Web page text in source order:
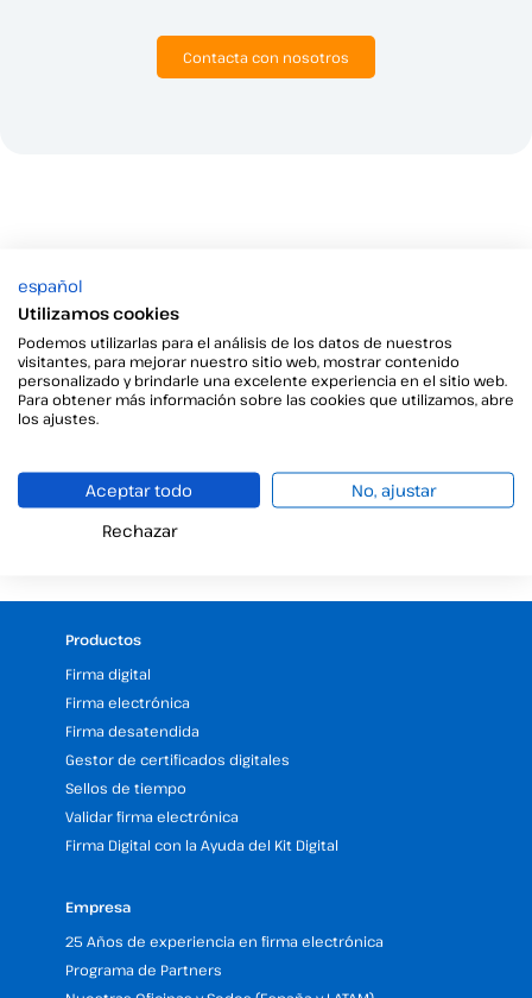
Contacta con nosotros
La mejor solución de
firma electrónicayfirma
digitalpara tu empresa.
Productos
Firma digital
Firma electrónica
Firma desatendida
Gestor de certificados digitales
Sellos de tiempo
Validar firma electrónica
Firma Digital con la Ayuda del Kit Digital
Empresa
25 Años de experiencia en firma electrónica
Programa de Partners
español
Utilizamos cookies
Podemos utilizarlas para el análisis de los datos de nuestros
visitantes, para mejorar nuestro sitio web, mostrar contenido
personalizado y brindarle una excelente experiencia en el sitio web.
Para obtener más información sobre las cookies que utilizamos, abre
los ajustes.
Aceptar todo
No, ajustar
Rechazar